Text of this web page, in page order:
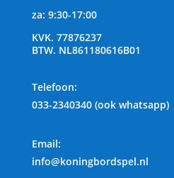
za: 9:30-17:00
KVK. 77876237
BTW. NL861180616B01
Telefoon:
033-2340340 (ook whatsapp)
Email:
info@koningbordspel.nl